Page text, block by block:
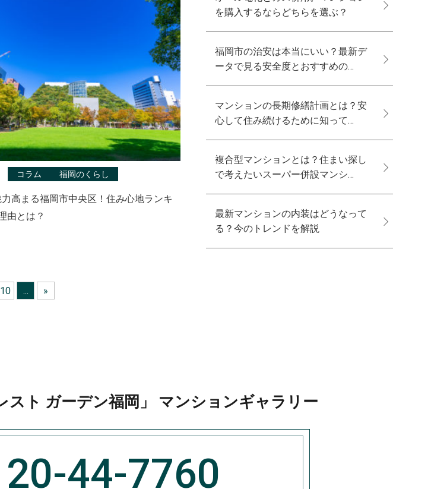
コラム 福岡のくらし
力高まる福岡市中央区！住み心地ランキ
由とは？
10 ... »
を購入するならどちらを選ぶ？
福岡市の治安は本当にいい？最新デ
ータで見る安全度とおすすめの…
マンションの長期修繕計画とは？安
心して住み続けるために知って…
複合型マンションとは？住まい探し
で考えたいスーパー併設マンシ…
最新マンションの内装はどうなって
る？今のトレンドを解説
スト ガーデン福岡」 マンションギャラリー
44-7760